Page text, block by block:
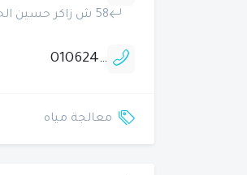
58 ش زاكر حسين الحى السابع قريب من انبى - الشركة الهندسية للصناعات البترولية والكيماوية
01062445659
معالجة مياه